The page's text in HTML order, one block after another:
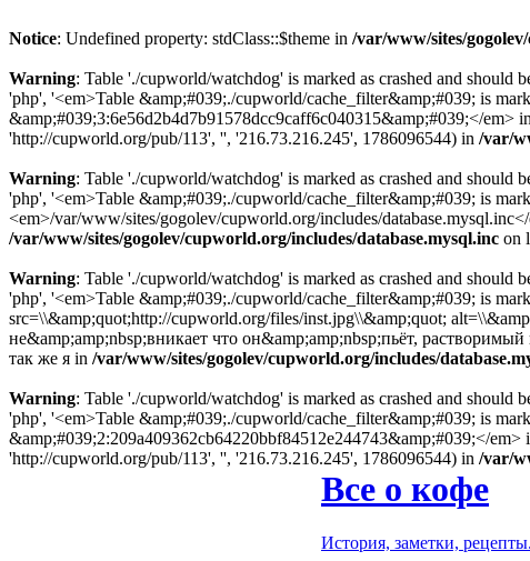
Notice: Undefined property: stdClass::$theme in /var/www/sites/
Warning: Table './cupworld/watchdog' is marked as crashed and
'php', '<em>Table &amp;#039;./cupworld/cache_filter&amp;#039; is
&amp;#039;3:6e56d2b4d7b91578dcc9caff6c040315&amp;#039;</em>
'http://cupworld.org/pub/113', '', '216.73.216.245', 1786096544) in /var/
Warning: Table './cupworld/watchdog' is marked as crashed and
'php', '<em>Table &amp;#039;./cupworld/cache_filter&amp;#039; is
<em>/var/www/sites/gogolev/cupworld.org/includes/
/var/www/sites/gogolev/cupworld.org/includes/database.mysql.inc on
Warning: Table './cupworld/watchdog' is marked as crashed and
'php', '<em>Table &amp;#039;./cupworld/cache_filter&amp;#039; is
src=\\&amp;quot;http://cupworld.org/files/inst.jpg\\&amp;quot;
не&amp;amp;nbsp;вникает что он&amp;amp;nbsp;пьёт,
так же я in /var/www/sites/gogolev/cupworld.org/includes/
Warning: Table './cupworld/watchdog' is marked as crashed and
'php', '<em>Table &amp;#039;./cupworld/cache_filter&amp;#039; is
&amp;#039;2:209a409362cb64220bbf84512e244743&amp;#039;</
'http://cupworld.org/pub/113', '', '216.73.216.245', 1786096544) in /var/
Все о кофе
История, заметки, рецепты.